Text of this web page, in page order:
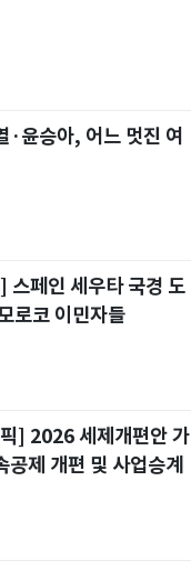
·윤승아, 어느 멋진 여
스페인 세우타 국경 도
로코 이민자들
] 2026 세제개편안 가
공제 개편 및 사업승계